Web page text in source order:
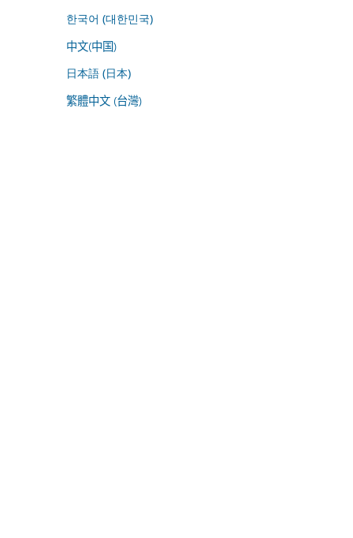
한국어 (대한민국)
中文(中国)
日本語 (日本)
繁體中文 (台灣)